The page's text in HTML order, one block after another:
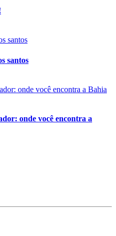
santos
onde você encontra a